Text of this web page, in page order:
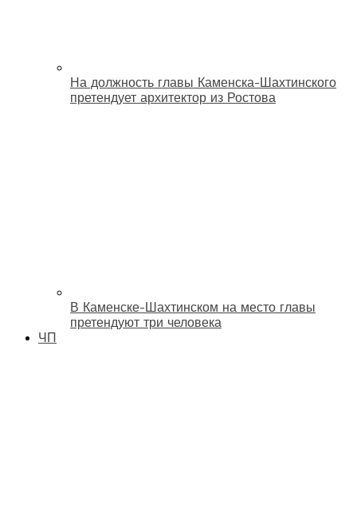
На должность главы Каменска-Шахтинского
претендует архитектор из Ростова
В Каменске-Шахтинском на место главы
претендуют три человека
ЧП